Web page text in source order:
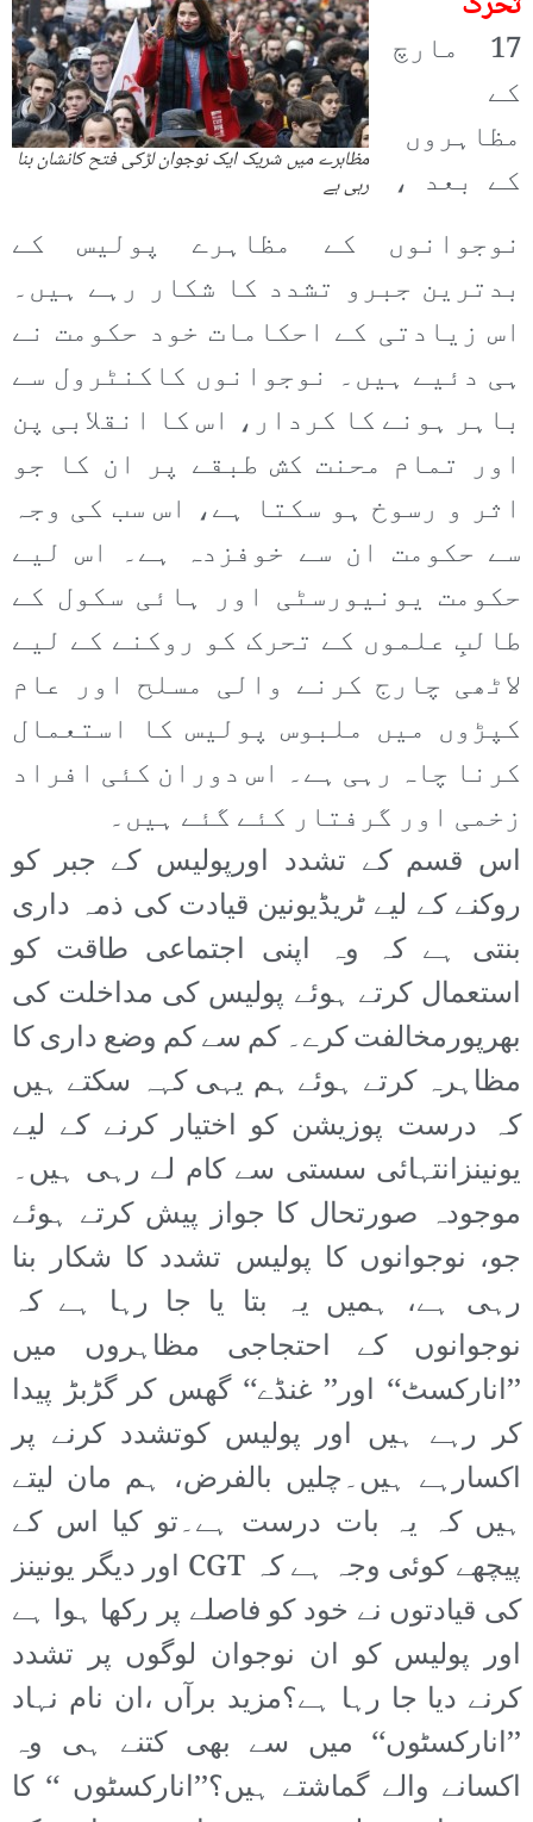
مظاہرے میں شریک ایک نوجوان لڑکی فتح کانشان بنا
رہی ہے
17 مارچ
کے
مظاہروں
کے بعد ،
نوجوانوں کے مظاہرے پولیس کے
بدترین جبرو تشدد کا شکار رہے ہیں۔
اس زیادتی کے احکامات خود حکومت نے
ہی دئیے ہیں۔ نوجوانوں کاکنٹرول سے
باہر ہونے کا کردار، اس کا انقلابی پن
اور تمام محنت کش طبقے پر ان کا جو
اثر و رسوخ ہو سکتا ہے، اس سب کی وجہ
سے حکومت ان سے خوفزدہ ہے۔ اس لیے
حکومت یونیورسٹی اور ہائی سکول کے
طالبِ علموں کے تحرک کو روکنے کے لیے
لاٹھی چارج کرنے والی مسلح اور عام
کپڑوں میں ملبوس پولیس کا استعمال
کرنا چاہ رہی ہے۔ اس دوران کئی افراد
زخمی اور گرفتار کئے گئے ہیں۔
اس قسم کے تشدد اورپولیس کے جبر کو
روکنے کے لیے ٹریڈیونین قیادت کی ذمہ داری
بنتی ہے کہ وہ اپنی اجتماعی طاقت کو
استعمال کرتے ہوئے پولیس کی مداخلت کی
بھرپورمخالفت کرے۔ کم سے کم وضع داری کا
مظاہرہ کرتے ہوئے ہم یہی کہہ سکتے ہیں
کہ درست پوزیشن کو اختیار کرنے کے لیے
یونینزانتہائی سستی سے کام لے رہی ہیں۔
موجودہ صورتحال کا جواز پیش کرتے ہوئے
جو، نوجوانوں کا پولیس تشدد کا شکار بنا
رہی ہے، ہمیں یہ بتا یا جا رہا ہے کہ
نوجوانوں کے احتجاجی مظاہروں میں
’’انارکسٹ‘‘ اور’’ غنڈے‘‘ گھس کر گڑبڑ پیدا
کر رہے ہیں اور پولیس کوتشدد کرنے پر
اکسارہے ہیں۔چلیں بالفرض، ہم مان لیتے
ہیں کہ یہ بات درست ہے۔تو کیا اس کے
پیچھے کوئی وجہ ہے کہ CGT اور دیگر یونینز
کی قیادتوں نے خود کو فاصلے پر رکھا ہوا ہے
اور پولیس کو ان نوجوان لوگوں پر تشدد
کرنے دیا جا رہا ہے؟مزید برآں ،ان نام نہاد
’’انارکسٹوں‘‘ میں سے بھی کتنے ہی وہ
اکسانے والے گماشتے ہیں؟’’انارکسٹوں ‘‘ کا